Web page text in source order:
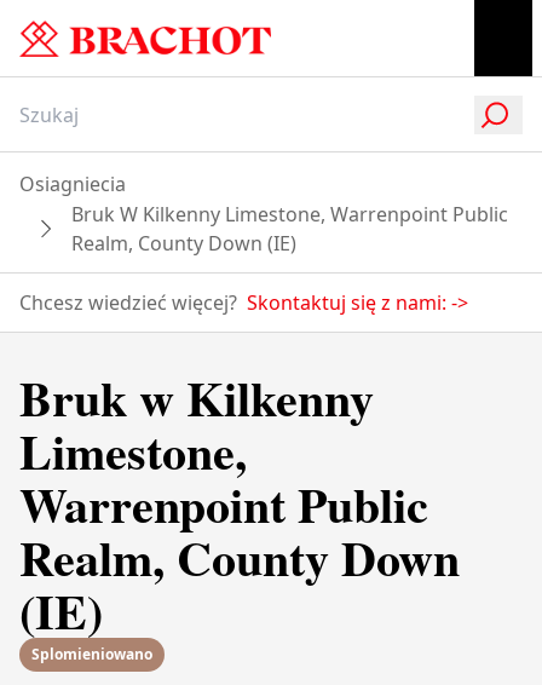
Osiagniecia
Bruk W Kilkenny Limestone, Warrenpoint Public
Realm, County Down (IE)
Chcesz wiedzieć więcej? Skontaktuj się z nami: ->
Bruk w Kilkenny
Limestone,
Warrenpoint Public
Realm, County Down
(IE)
Splomieniowano